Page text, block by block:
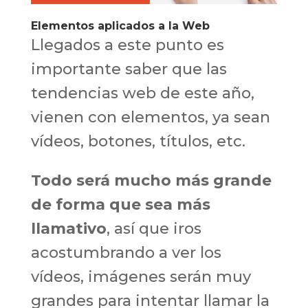
Elementos aplicados a la Web
Llegados a este punto es
importante saber que las
tendencias web de este año,
vienen con elementos, ya sean
vídeos, botones, títulos, etc.
Todo será mucho más grande
de forma que sea más
llamativo, así que iros
acostumbrando a ver los
vídeos, imágenes serán muy
grandes para intentar llamar la